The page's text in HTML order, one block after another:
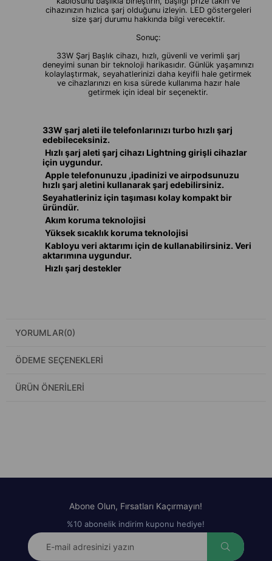
cihazınızın hızlıca şarj olduğunu izleyin. LED göstergeleri
size şarj durumu hakkında bilgi verecektir.
Sonuç:
33W Şarj Başlık cihazı, hızlı, güvenli ve verimli şarj
deneyimi sunan bir teknoloji harikasıdır. Günlük yaşamınızı
kolaylaştırmak, seyahatlerinizi daha keyifli hale getirmek
ve cihazlarınızı en kısa sürede kullanıma hazır hale
getirmek için ideal bir seçenektir.
33W şarj aleti ile telefonlarınızı turbo hızlı şarj
edebileceksiniz.
Hızlı şarj aleti şarj cihazı Lightning girişli cihazlar
için uygundur.
Apple telefonunuzu ,ipadinizi ve airpodsunuzu
hızlı şarj aletini kullanarak şarj edebilirsiniz.
Seyahatleriniz için taşıması kolay kompakt bir
üründür.
Akım koruma teknolojisi
Yüksek sıcaklık koruma teknolojisi
Kabloyu veri aktarımı için de kullanabilirsiniz. Veri
aktarımına uygundur.
Hızlı şarj destekler
YORUMLAR(0)
ÖDEME SEÇENEKLERI
ÜRÜN ÖNERILERI
Abone Olun, Fırsatları Kaçırmayın!
%10 abonelik indirim kuponu hediye!